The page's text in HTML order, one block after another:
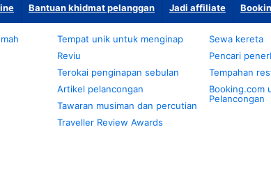
Bantuan khidmat pelanggan Jadi affiliate
Tempat unik untuk menginap
Reviu
Terokai penginapan sebulan
Artikel pelancongan
Tawaran musiman dan percutian
Traveller Review Awards
Sewa kereta
Pencari
Tempahan
Booking.com
Pelancongan